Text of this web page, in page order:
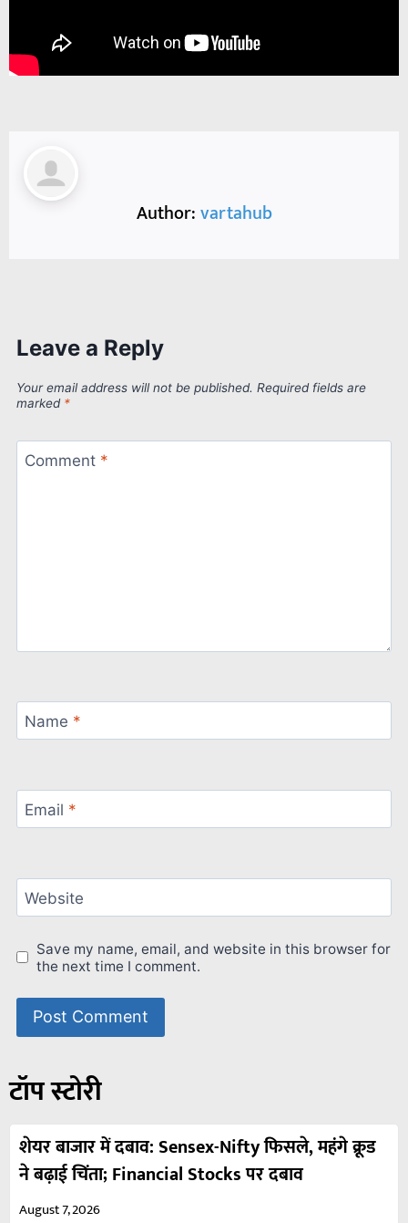
Author:vartahub
Leave a Reply
Your email address will not be published. Required fields are
marked *
Comment *
Name *
Email *
Website
Save my name, email, and website in this browser for
the next time I comment.
टॉप स्टोरी
शेयर बाजार में दबाव: Sensex-Nifty फिसले, महंगे क्रूड
ने बढ़ाई चिंता; Financial Stocks पर दबाव
August 7, 2026